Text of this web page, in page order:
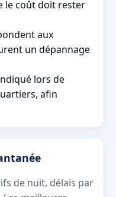
le coût doit rester
aux
un dépannage
lors de
afin
de nuit, délais par